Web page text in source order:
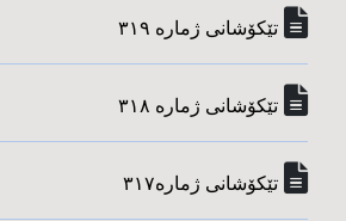
تێکۆشانی ژماره‌ ٣١٩
تێکۆشانی ژماره‌ ٣١٨
تێکۆشانی ژماره‌٣١٧